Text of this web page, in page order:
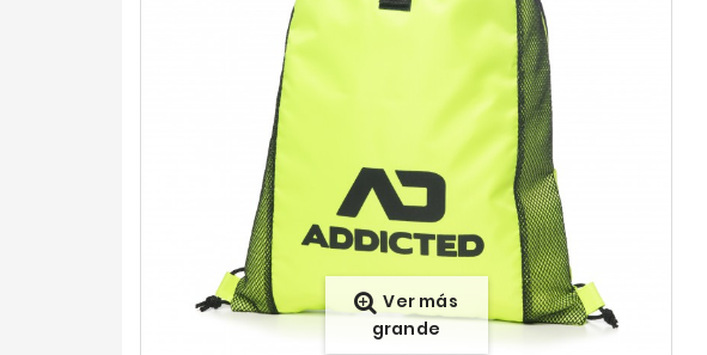
Ver más
grande